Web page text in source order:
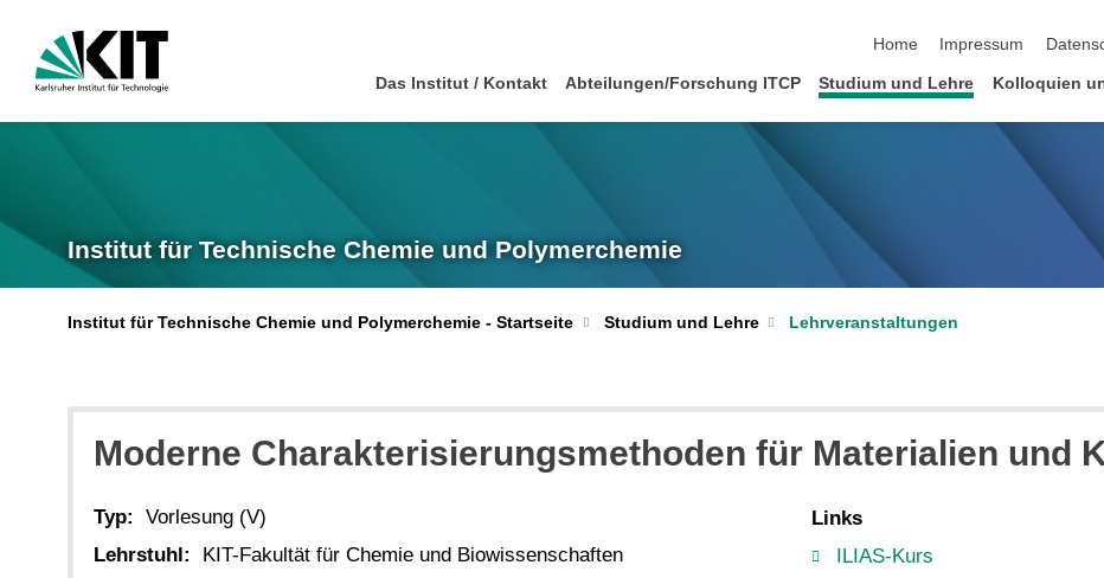
Home
Impressum
Das Institut / Kontakt Abteilungen/Forschung ITCP Studium und Lehre Kolloquien
Institut für Technische Chemie und Polymerchemie
Institut für Technische Chemie und Polymerchemie - Startseite Studium und Lehre Lehrveranstaltungen
Moderne Charakterisierungsmethoden für Materialien und
Typ:
Vorlesung (V)
Lehrstuhl:
KIT-Fakultät für Chemie und Biowissenschaften
Links
ILIAS-Kurs